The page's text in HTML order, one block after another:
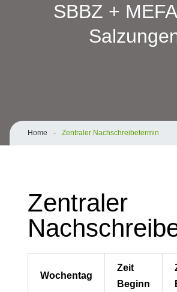
SBBZ +
Home - Zentraler Nachschreibetermin
Zentraler
Wochentag
Zeit
Beginn